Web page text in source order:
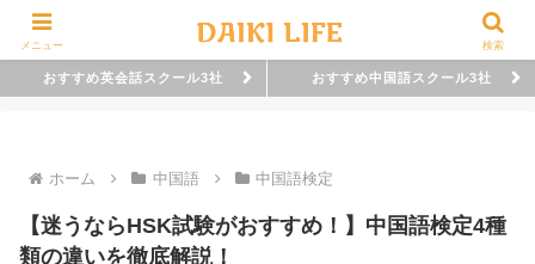
おすすめ英会話スクール3社 おすすめ中国語スクール3社
ホーム 中国語 中国語検定
【迷うならHSK試験がおすすめ！】中国語検定4種
類の違いを徹底解説！
メニュー 検索